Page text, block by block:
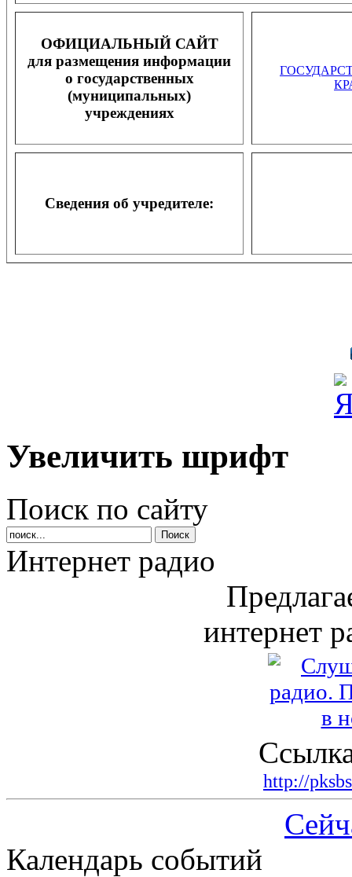
ОФИЦИАЛЬНЫЙ САЙТ
для размещения информации
о государственных
(муниципальных)
учреждениях
Сведения об учредителе:
Увеличить шрифт
Поиск по сайту
Интернет радио
интернет
http://
Календарь событий